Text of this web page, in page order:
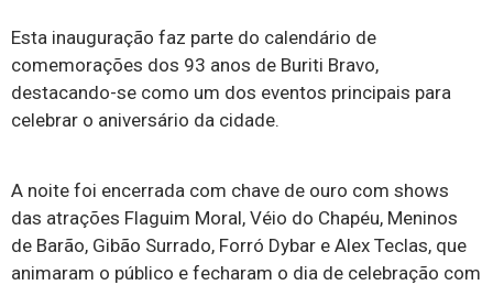
Esta inauguração faz parte do calendário de
comemorações dos 93 anos de Buriti Bravo,
destacando-se como um dos eventos principais para
celebrar o aniversário da cidade.
A noite foi encerrada com chave de ouro com shows
das atrações Flaguim Moral, Véio do Chapéu, Meninos
de Barão, Gibão Surrado, Forró Dybar e Alex Teclas, que
animaram o público e fecharam o dia de celebração com